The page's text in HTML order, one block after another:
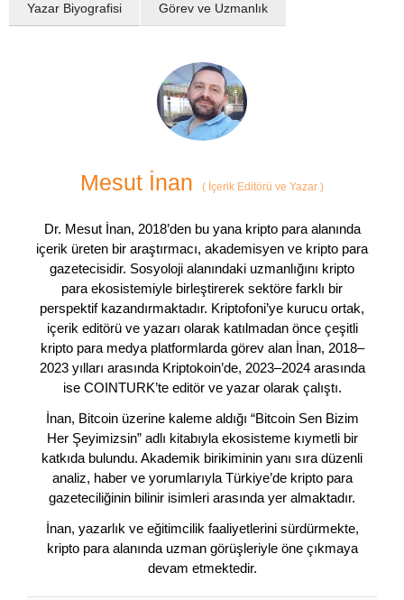
Yazar Biyografisi Görev ve Uzmanlık
Mesut İnan ( İçerik Editörü ve Yazar )
Dr. Mesut İnan, 2018’den bu yana kripto para alanında
içerik üreten bir araştırmacı, akademisyen ve kripto para
gazetecisidir. Sosyoloji alanındaki uzmanlığını kripto
para ekosistemiyle birleştirerek sektöre farklı bir
perspektif kazandırmaktadır. Kriptofoni’ye kurucu ortak,
içerik editörü ve yazarı olarak katılmadan önce çeşitli
kripto para medya platformlarda görev alan İnan, 2018–
2023 yılları arasında Kriptokoin’de, 2023–2024 arasında
ise COINTURK’te editör ve yazar olarak çalıştı.
İnan, Bitcoin üzerine kaleme aldığı “Bitcoin Sen Bizim
Her Şeyimizsin” adlı kitabıyla ekosisteme kıymetli bir
katkıda bulundu. Akademik birikiminin yanı sıra düzenli
analiz, haber ve yorumlarıyla Türkiye’de kripto para
gazeteciliğinin bilinir isimleri arasında yer almaktadır.
İnan, yazarlık ve eğitimcilik faaliyetlerini sürdürmekte,
kripto para alanında uzman görüşleriyle öne çıkmaya
devam etmektedir.